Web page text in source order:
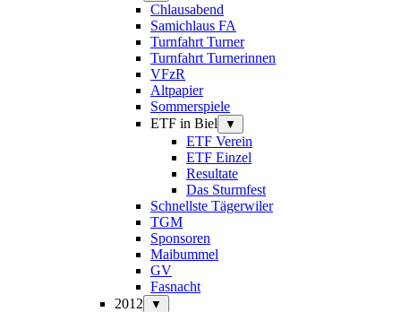
Chlausabend
Samichlaus FA
Turnfahrt Turner
Turnfahrt Turnerinnen
VFzR
Altpapier
Sommerspiele
ETF in Biel
▼
ETF Verein
ETF Einzel
Resultate
Das Sturmfest
Schnellste Tägerwiler
TGM
Sponsoren
Maibummel
GV
Fasnacht
2012
▼